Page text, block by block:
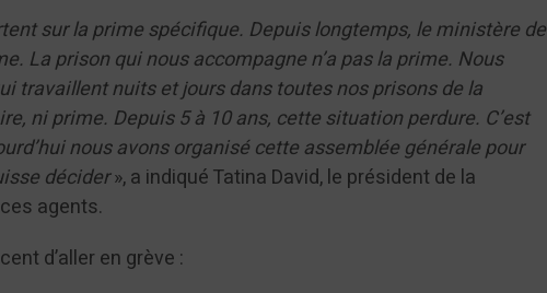
sur la prime spécifique. Depuis longtemps, le ministère de
La prison qui nous accompagne n’a pas la prime. Nous
travaillent nuits et jours dans toutes nos prisons de la
ni prime. Depuis 5 à 10 ans, cette situation perdure. C’est
nous avons organisé cette assemblée générale pour
décider», a indiqué Tatina David, le président de la
agents.
d’aller en grève :